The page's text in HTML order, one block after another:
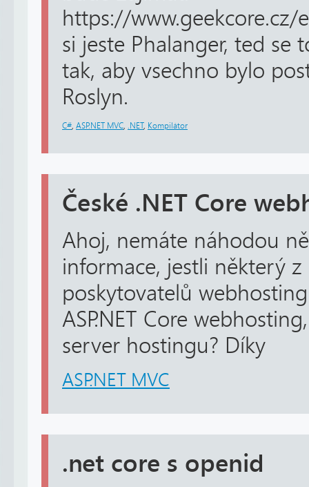
https://www.geekcore.cz/
si jeste Phalanger, ted se
tak, aby vsechno bylo
Roslyn.
C# ASP.NET MVC .NET, Kompilátor
České .NET Core
Ahoj, nemáte náhodou
informace, jestli některý z
poskytovatelů
ASP.NET Core
server hostingu? Díky
ASP.NET MVC
.net core s openid